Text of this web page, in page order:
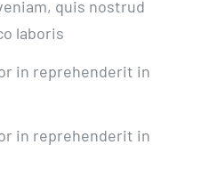
quis nostrud
laboris
in reprehenderit in
in reprehenderit in